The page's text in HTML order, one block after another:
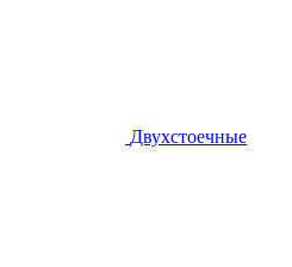
Двухстоечные